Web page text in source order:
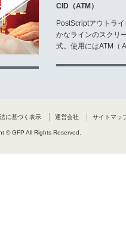
CID（ATM）
PostScriptアウトラ
かなラインのスクリ
式。使用にはATM（
に基づく表示 運営会社 サイトマッ
© GFP All Rights Reserved.